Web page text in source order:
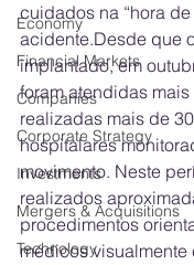
Economy
Financial Markets
Companies
Corporate Strategy
Investments
Mergers & Acquisitions
Technology
cuidados na “hora
acidente.Desde que
implantado, em
foram atendidas
realizadas mais de
hospitalares
movimento. Neste
realizados
procedimentos
médicos visualmente